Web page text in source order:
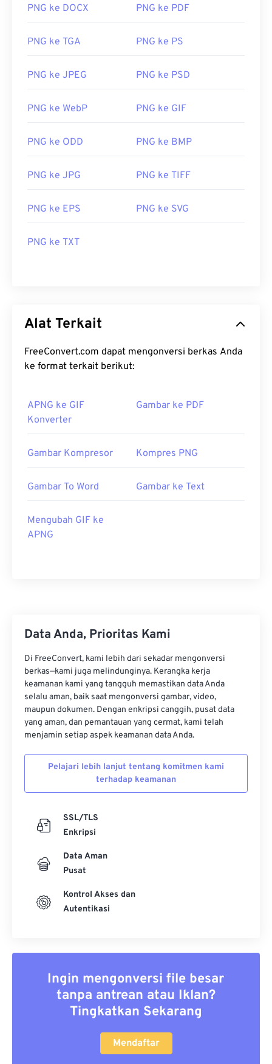
dari gambar
PNG ke DOCX PNG ke PDF
PNG ke TGA PNG ke PS
PNG ke JPEG PNG ke PSD
PNG ke WebP PNG ke GIF
PNG ke ODD PNG ke BMP
PNG ke JPG PNG ke TIFF
PNG ke EPS PNG ke SVG
PNG ke TXT
Alat Terkait
FreeConvert.com dapat mengonversi berkas Anda
ke format terkait berikut:
APNG ke GIF
Konverter
Gambar ke PDF
Gambar Kompresor Kompres PNG
Gambar To Word Gambar ke Text
Mengubah GIF ke
APNG
Data Anda, Prioritas Kami
Di FreeConvert, kami lebih dari sekadar mengonversi
berkas—kami juga melindunginya. Kerangka kerja
keamanan kami yang tangguh memastikan data Anda
selalu aman, baik saat mengonversi gambar, video,
maupun dokumen. Dengan enkripsi canggih, pusat data
yang aman, dan pemantauan yang cermat, kami telah
menjamin setiap aspek keamanan data Anda.
Pelajari lebih lanjut tentang komitmen kami
terhadap keamanan
SSL/TLS
Enkripsi
Data Aman
Pusat
Kontrol Akses dan
Autentikasi
Ingin mengonversi file besar
tanpa antrean atau Iklan?
Tingkatkan Sekarang
Mendaftar